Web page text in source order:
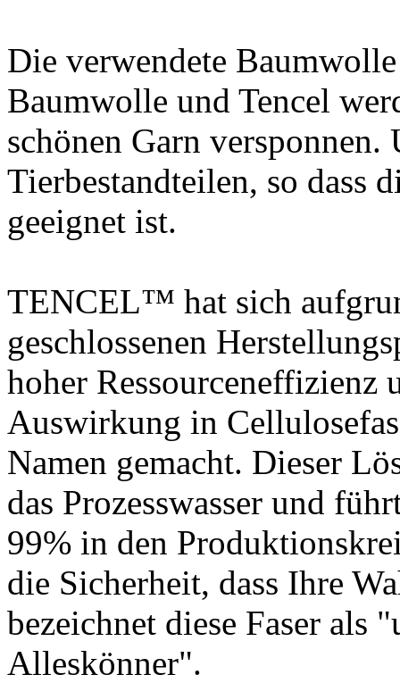
Die verwendete
Baumwolle und Tencel
schönen Garn
Tierbestandteilen, so dass
geeignet ist.
TENCEL™ hat sich
geschlossenen
hoher Ressourceneffizienz
Auswirkung in
Namen gemacht. Dieser
das Prozesswasser und
99% in den
die Sicherheit, dass Ihre
bezeichnet diese Faser als
Alleskönner".